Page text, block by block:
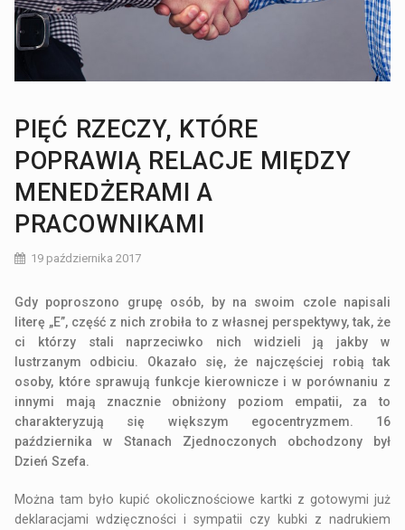
PIĘĆ RZECZY, KTÓRE
POPRAWIĄ RELACJE MIĘDZY
MENEDŻERAMI A
PRACOWNIKAMI
19 października 2017
Gdy poproszono grupę osób, by na swoim czole napisali
literę „E”, część z nich zrobiła to z własnej perspektywy, tak, że
ci którzy stali naprzeciwko nich widzieli ją jakby w
lustrzanym odbiciu. Okazało się, że najczęściej robią tak
osoby, które sprawują funkcje kierownicze i w porównaniu z
innymi mają znacznie obniżony poziom empatii, za to
charakteryzują się większym egocentryzmem. 16
października w Stanach Zjednoczonych obchodzony był
Dzień Szefa.
Można tam było kupić okolicznościowe kartki z gotowymi już
deklaracjami wdzięczności i sympatii czy kubki z nadrukiem